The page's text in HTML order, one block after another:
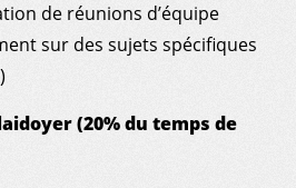
de réunions d’équipe
sur des sujets spécifiques
(20% du temps de